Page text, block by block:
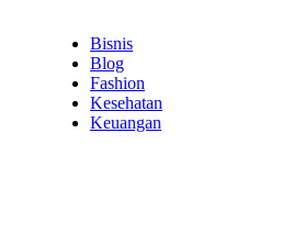
Bisnis
Blog
Fashion
Kesehatan
Keuangan